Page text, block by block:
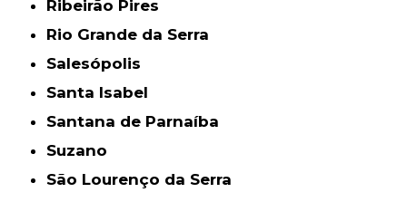
Ribeirão Pires
Rio Grande da Serra
Salesópolis
Santa Isabel
Santana de Parnaíba
Suzano
São Lourenço da Serra